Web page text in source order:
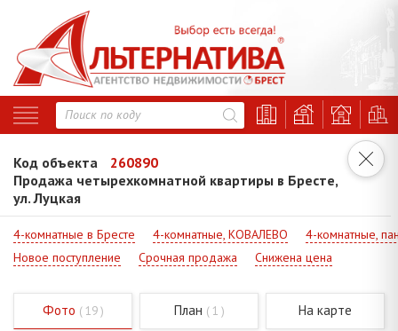
Код объекта
260890
Продажа четырехкомнатной квартиры в Бресте,
ул. Луцкая
4-комнатные в Бресте 4-комнатные, КОВАЛЕВО
4-комнатные,
Новое поступление
Срочная продажа Снижена цена
Фото ( 19 ) План ( 1 ) На карте